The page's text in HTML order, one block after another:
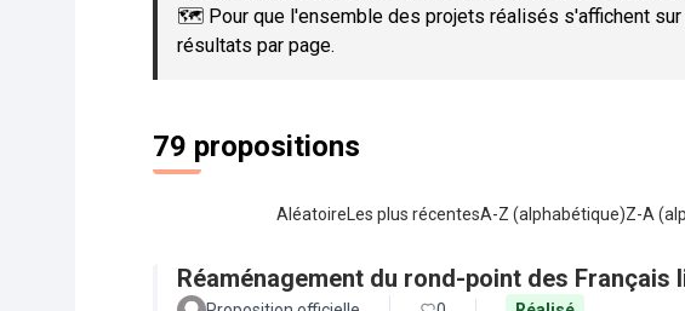
🗺️ Pour que l'ensemble des projets réalisés s'affichent sur
résultats par page.
79 propositions
Aléatoire Les plus récentesA-Z (alphabétique)Z-A
Réaménagement du rond-point des Français